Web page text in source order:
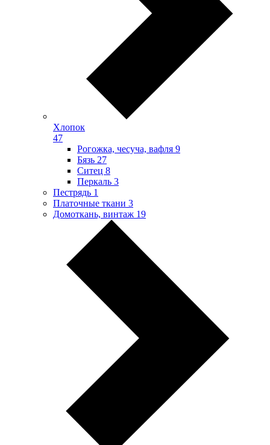
Хлопок
47
Рогожка, чесуча, вафля 9
Бязь 27
Ситец 8
Перкаль 3
Пестрядь 1
Платочные ткани 3
Домоткань, винтаж 19